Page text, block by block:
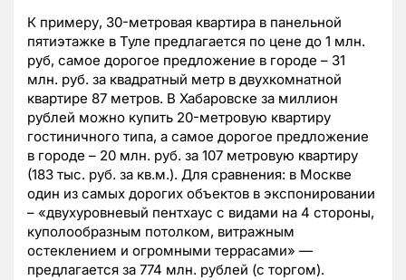
К примеру, 30-метровая квартира в панельной
пятиэтажке в Туле предлагается по цене до 1 млн.
руб, самое дорогое предложение в городе – 31
млн. руб. за квадратный метр в двухкомнатной
квартире 87 метров. В Хабаровске за миллион
рублей можно купить 20-метровую квартиру
гостиничного типа, а самое дорогое предложение
в городе – 20 млн. руб. за 107 метровую квартиру
(183 тыс. руб. за кв.м.). Для сравнения: в Москве
один из самых дорогих объектов в экспонировании
– «двухуровневый пентхаус с видами на 4 стороны,
куполообразным потолком, витражным
остеклением и огромными террасами» —
предлагается за 774 млн. рублей (с торгом).